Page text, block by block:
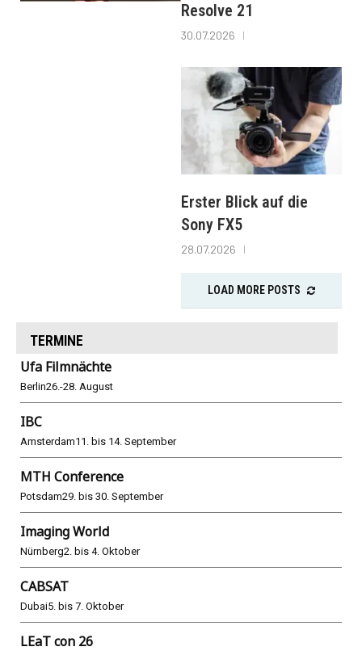
Resolve 21
30.07.2026
Erster Blick auf die
Sony FX5
28.07.2026
LOAD MORE POSTS
TERMINE
Ufa Filmnächte
Berlin26.-28. August
IBC
Amsterdam11. bis 14. September
MTH Conference
Potsdam29. bis 30. September
Imaging World
Nürnberg2. bis 4. Oktober
CABSAT
Dubai5. bis 7. Oktober
LEaT con 26